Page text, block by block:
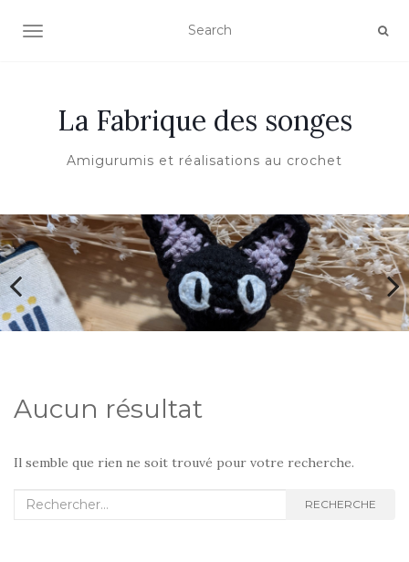
AFFICHER/MASQUER LA NAVIGATION
La Fabrique des songes
Amigurumis et réalisations au crochet
Aucun résultat
Il semble que rien ne soit trouvé pour votre recherche.
Recherche
RECHERCHE